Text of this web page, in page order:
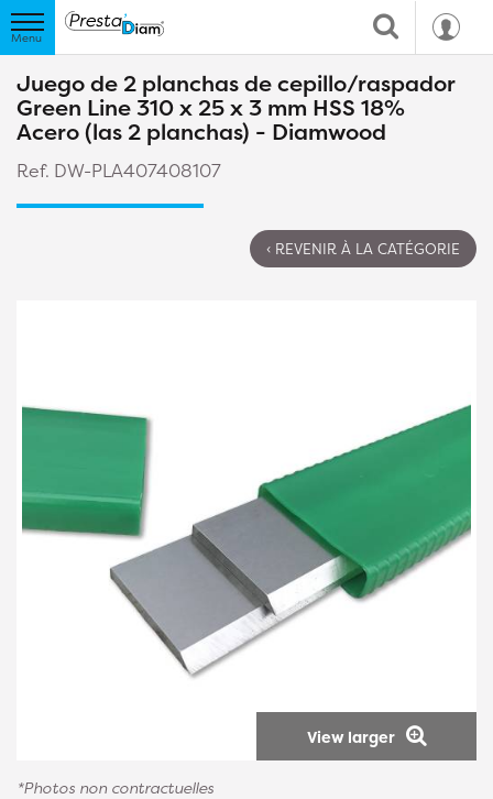
Juego de 2 planchas de cepillo/raspador
Green Line 310 x 25 x 3 mm HSS 18%
Acero (las 2 planchas) - Diamwood
Ref. DW-PLA407408107
‹ REVENIR À LA CATÉGORIE
View larger
*Photos non contractuelles